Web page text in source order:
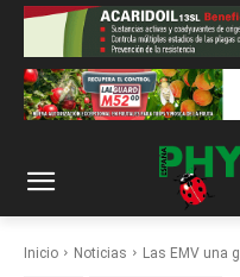
Inicio Noticias Las EMV una